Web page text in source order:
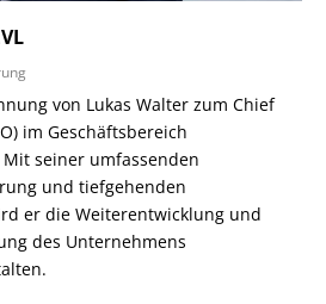
von Lukas Walter zum Chief
im Geschäftsbereich
seiner umfassenden
und tiefgehenden
er die Weiterentwicklung und
des Unternehmens